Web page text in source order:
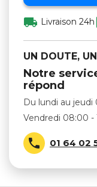
 Livraison 24h
UN DOUTE,
Notre
répond
Du lundi au jeudi
Vendredi 08:00 -
 01 64 02